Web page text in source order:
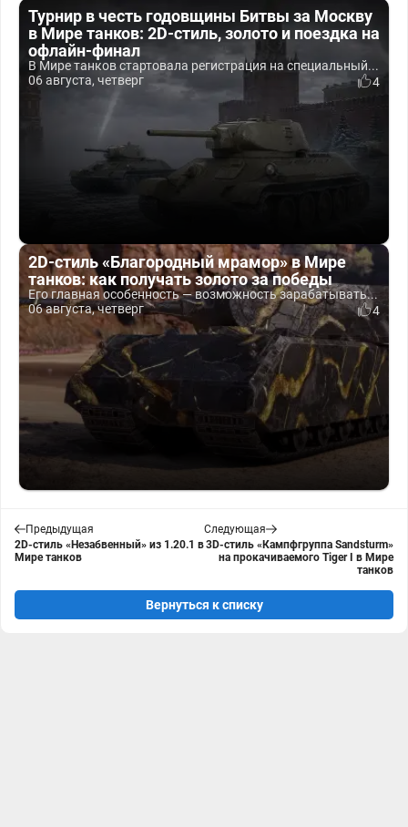
Турнир в честь годовщины Битвы за Москву
в Мире танков: 2D-стиль, золото и поездка на
офлайн-финал
В Мире танков стартовала регистрация на специальный...
06 августа, четверг
4
2D-стиль «Благородный мрамор» в Мире
танков: как получать золото за победы
Его главная особенность — возможность зарабатывать...
06 августа, четверг
4
Предыдущая
2D-стиль «Незабвенный» из 1.20.1 в
Мире танков
Следующая
3D-стиль «Кампфгруппа Sandsturm»
на прокачиваемого Tiger I в Мире
танков
Вернуться к списку